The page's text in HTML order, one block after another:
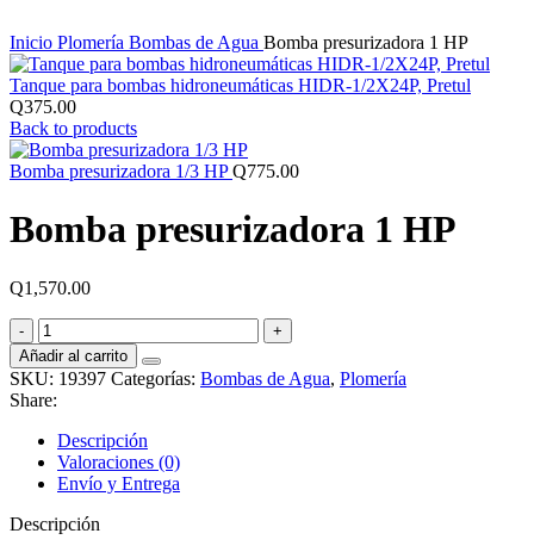
Inicio Plomería Bombas de Agua Bomba presurizadora 1 HP
Tanque para bombas hidroneumáticas HIDR-1/2X24P, Pretul
Q375.00
Back to products
Bomba presurizadora 1/3 HPQ775.00
Bomba presurizadora 1 HP
Q1,570.00
Bomba
presurizadora
1
HP
cantidad
Añadir al carrito
SKU: 19397 Categorías: Bombas de Agua, Plomería
Share:
Descripción
Valoraciones (0)
Envío y Entrega
Descripción